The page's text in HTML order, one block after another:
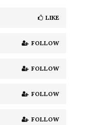
C
H
LIKE
FOLLOW
FOLLOW
FOLLOW
FOLLOW